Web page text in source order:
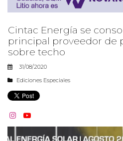
Cintac Energía se
principal proveedor de
sobre techo
31/08/2020
Ediciones Especiales
 